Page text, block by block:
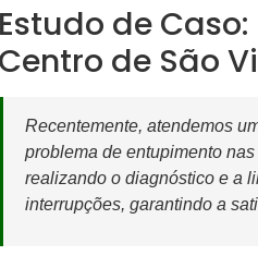
Estudo de
Centro de São
Recentemente, atendemos
problema de entupimento
realizando o diagnóstico e a
interrupções, garantindo a